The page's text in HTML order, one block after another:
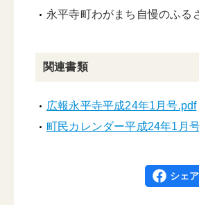
永平寺町わがまち自慢のふる
関連書類
広報永平寺平成24年1月号.pdf
町民カレンダー平成24年1月
シェア